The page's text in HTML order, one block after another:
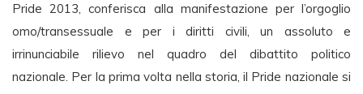
Pride 2013, conferisca alla manifestazione per l’orgoglio
omo/transessuale e per i diritti civili, un assoluto e
irrinunciabile rilievo nel quadro del dibattito politico
nazionale. Per la prima volta nella storia, il Pride nazionale si